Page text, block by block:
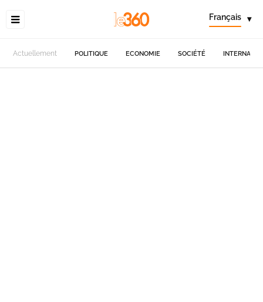
Français ▾
Actuellement POLITIQUE ECONOMIE SOCIÉTÉ